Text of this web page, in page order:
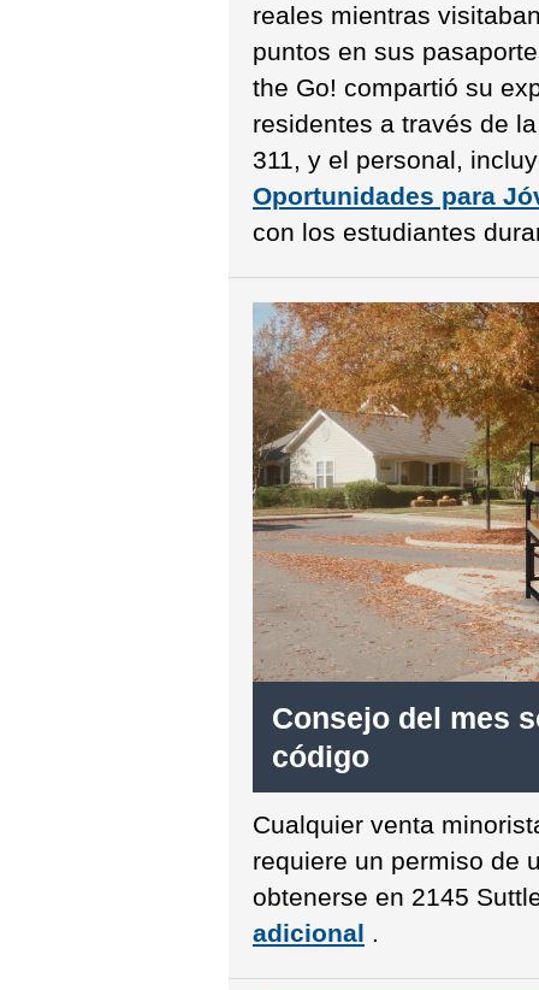
reales mientras
puntos en sus
the Go! compartió su
residentes a través de
311, y el personal,
Oportunidades para
con los estudiantes
Consejo del mes
código
Cualquier venta
requiere un permiso de
obtenerse en 2145
adicional .